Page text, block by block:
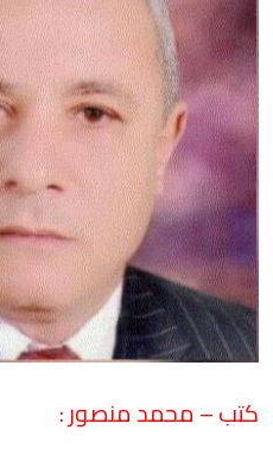
كتب – محمد منصور :